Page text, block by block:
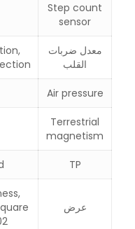
Step count
sensor
معدل ضربات
القلب
Air pressure
Terrestrial
magnetism
TP
عرض